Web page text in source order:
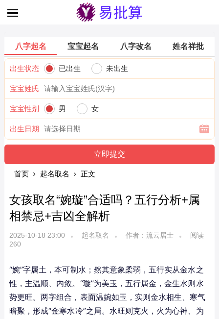
八字起名 宝宝起名 八字改名 姓名祥批
出生状态 已出生 未出生
宝宝姓氏
宝宝性别 男 女
出生日期
首页 起名取名 正文
女孩取名“婉璇”合适吗？五行分析+属
相禁忌+吉凶全解析
2025-10-18 23:00 起名取名 作者：流云居士
阅读
260
“婉”字属土，本可制水；然其意象柔弱，五行实从金水之
性，主温顺、内敛。“璇”为美玉，五行属金，金生水则水
势更旺。两字组合，表面温婉如玉，实则金水相生、寒气
暗聚，形成“金寒水冷”之局。水旺则克火，火为心神、为